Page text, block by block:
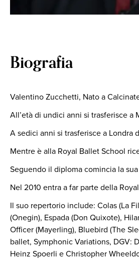
Biografia
Valentino Zucchetti, Nato a
All’età di undici anni si trasferisce a
A sedici anni si trasferisce a
Mentre è alla Royal Ballet School
Seguendo il diploma comincia la
Nel 2010 entra a far parte della
Il suo repertorio include: Colas (La
(Onegin), Espada (Don Quixote),
Officer (Mayerling), Bluebird (The
ballet, Symphonic Variations, DGV:
Heinz Spoerli e Christopher